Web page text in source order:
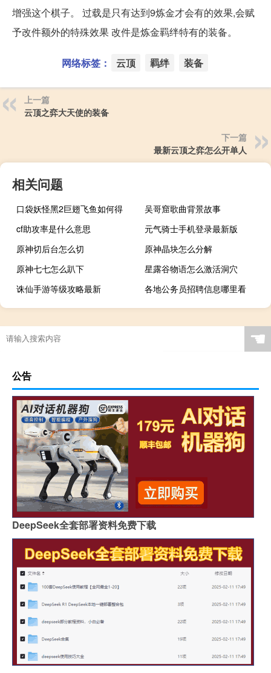
增强这个棋子。 过载是只有达到9炼金才会有的效果,会赋
予改件额外的特殊效果 改件是炼金羁绊特有的装备。
网络标签： 云顶 羁绊 装备
上一篇
云顶之弈大天使的装备
下一篇
最新云顶之弈怎么开单人
相关问题
口袋妖怪黑2巨翅飞鱼如何得
吴哥窟歌曲背景故事
cf助攻率是什么意思
元气骑士手机登录最新版
原神切后台怎么切
原神晶块怎么分解
原神七七怎么趴下
星露谷物语怎么激活洞穴
诛仙手游等级攻略最新
各地公务员招聘信息哪里看
☚
公告
DeepSeek全套部署资料免费下载